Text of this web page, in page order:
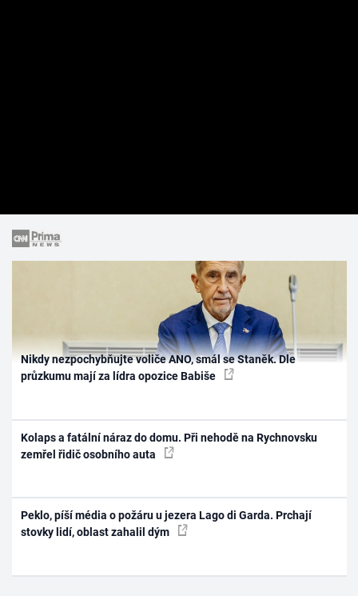
Nikdy nezpochybňujte voliče ANO, smál se Staněk. Dle
průzkumu mají za lídra opozice Babiše
Kolaps a fatální náraz do domu. Při nehodě na Rychnovsku
zemřel řidič osobního auta
Peklo, píší média o požáru u jezera Lago di Garda. Prchají
stovky lidí, oblast zahalil dým